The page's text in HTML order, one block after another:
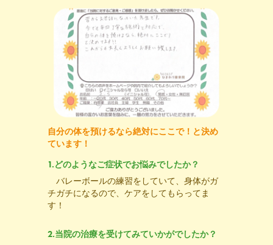
自分の体を預けるなら絶対にここで！と決め
ています！
1.どのようなご症状でお悩みでしたか？
バレーボールの練習をしていて、身体がガ
チガチになるので、ケアをしてもらってま
す！
2.当院の治療を受けてみていかがでしたか？